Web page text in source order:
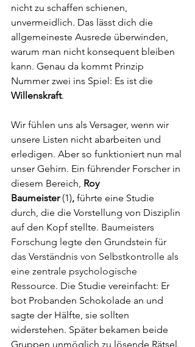
nicht zu schaffen schienen,
unvermeidlich. Das lässt dich die
allgemeineste Ausrede überwinden,
warum man nicht konsequent bleiben
kann. Genau da kommt Prinzip
Nummer zwei ins Spiel: Es ist die
Willenskraft.
Wir fühlen uns als Versager, wenn wir
unsere Listen nicht abarbeiten und
erledigen. Aber so funktioniert nun mal
unser Gehirn. Ein führender Forscher in
diesem Bereich, Roy
Baumeister (1), führte eine Studie
durch, die die Vorstellung von Disziplin
auf den Kopf stellte. Baumeisters
Forschung legte den Grundstein für
das Verständnis von Selbstkontrolle als
eine zentrale psychologische
Ressource. Die Studie vereinfacht: Er
bot Probanden Schokolade an und
sagte der Hälfte, sie sollten
widerstehen. Später bekamen beide
Gruppen unmöglich zu lösende Rätsel.